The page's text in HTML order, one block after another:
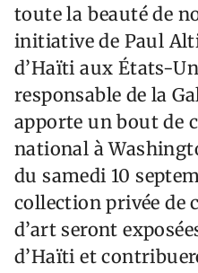
toute la beauté de
initiative de Paul
d’Haïti aux États-
responsable de la
apporte un bout de
national à
du samedi 10
collection privée de
d’art seront
d’Haïti et